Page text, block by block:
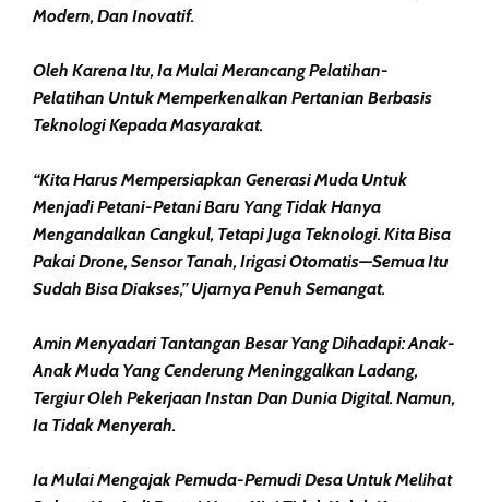
Modern, Dan Inovatif.
Oleh Karena Itu, Ia Mulai Merancang Pelatihan-
Pelatihan Untuk Memperkenalkan Pertanian Berbasis
Teknologi Kepada Masyarakat.
“Kita Harus Mempersiapkan Generasi Muda Untuk
Menjadi Petani-Petani Baru Yang Tidak Hanya
Mengandalkan Cangkul, Tetapi Juga Teknologi. Kita Bisa
Pakai Drone, Sensor Tanah, Irigasi Otomatis—Semua Itu
Sudah Bisa Diakses,” Ujarnya Penuh Semangat.
Amin Menyadari Tantangan Besar Yang Dihadapi: Anak-
Anak Muda Yang Cenderung Meninggalkan Ladang,
Tergiur Oleh Pekerjaan Instan Dan Dunia Digital. Namun,
Ia Tidak Menyerah.
Ia Mulai Mengajak Pemuda-Pemudi Desa Untuk Melihat